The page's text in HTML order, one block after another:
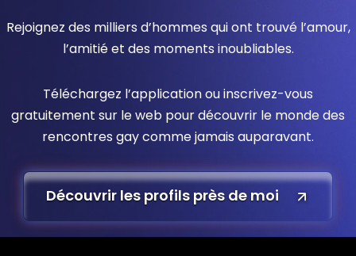
Rejoignez des milliers d’hommes qui ont trouvé l’amour,
l’amitié et des moments inoubliables.
Téléchargez l’application ou inscrivez-vous
gratuitement sur le web pour découvrir le monde des
rencontres gay comme jamais auparavant.
Découvrir les profils près de moi